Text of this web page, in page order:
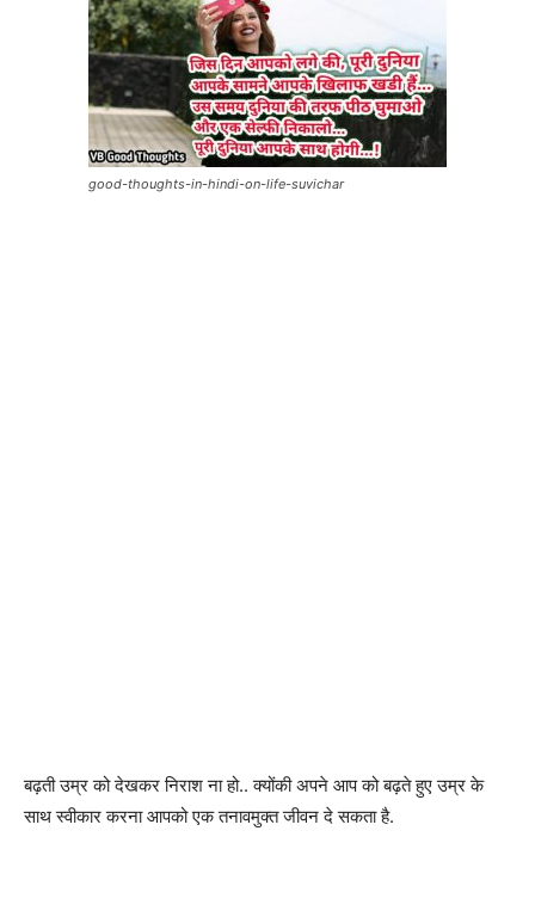
good-thoughts-in-hindi-on-life-suvichar
बढ़ती उम्र को देखकर निराश ना हो.. क्योंकी अपने आप को बढ़ते हुए उम्र के
साथ स्वीकार करना आपको एक तनावमुक्त जीवन दे सकता है.